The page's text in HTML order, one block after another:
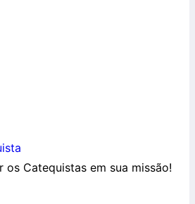
os Catequistas em sua missão!